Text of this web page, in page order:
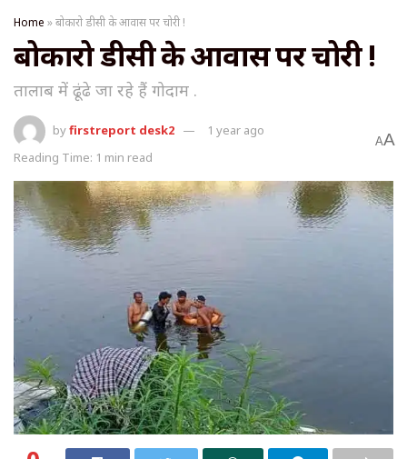
Home »बोकारो डीसी के आवास पर चोरी !
बोकारो डीसी के आवास पर चोरी !
तालाब में ढूंढे जा रहे हैं गोदाम .
byfirstreport desk2
1 year ago
Reading Time: 1 min read
AA